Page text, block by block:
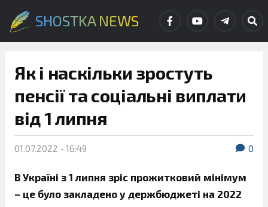
SHOSTKA NEWS
Як і наскільки зростуть
пенсії та соціальні виплати
від 1 липня
01.07.2022 - 16:49 0
В Україні з 1 липня зріс прожитковий мінімум
– це було закладено у держбюджеті на 2022